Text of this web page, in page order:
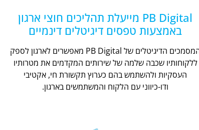
PB Digital מייעלת תהליכים חוצי ארגון
באמצעות טפסים דיגיטלים דינמיים
המסמכים הדיגיטלים של PB Digital מאפשרים לארגון לספק
ללקוחותיו שכבה שלמה של שירותים המקדמים את מטרותיו
העסקיות ולהשתמש בהם כערוץ תקשורת חי, אקטיבי
ודו-כיווני עם הלקוח והמשתמשים בארגון.